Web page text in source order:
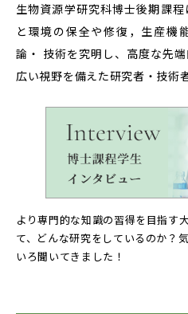
生物資源学研究科博士後期課
と環境の保全や修復，生産機
論・ 技術を究明し、高度な先
広い視野を備えた研究者・技術
より専門的な知識の習得を目指す
て、 どんな研究をしているのか？
いろ聞いてきました！